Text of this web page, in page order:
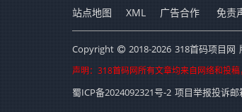
站点地图 XML 广告合作 免责
Copyright 2018-2026 318首码项目网
声明：318首码网所有文章均来自网络和投
蜀ICP备2024092321号-2 项目举报投诉